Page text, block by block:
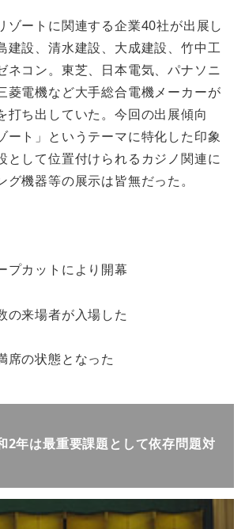
ゾートに関連する企業40社が出展し
建設、清水建設、大成建設、竹中工
ネコン。東芝、日本電気、パナソニ
菱電機など大手総合電機メーカーが
打ち出していた。今回の出展傾向
ート」というテーマに特化した印象
として位置付けられるカジノ関連に
機器等の展示は皆無だった。
プカットにより開幕
の来場者が入場した
席の状態となった
年は最重要課題として依存問題対